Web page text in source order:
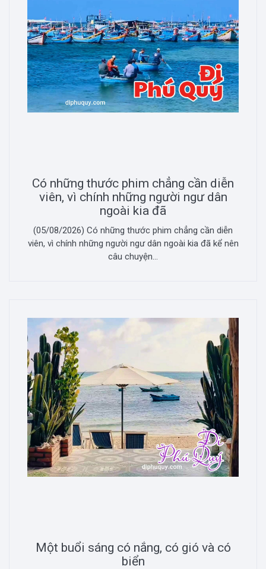
Có những thước phim chẳng cần diễn
viên, vì chính những người ngư dân
ngoài kia đã
(05/08/2026) Có những thước phim chẳng cần diễn
viên, vì chính những người ngư dân ngoài kia đã kể nên
câu chuyện...
Một buổi sáng có nắng, có gió và có
biển